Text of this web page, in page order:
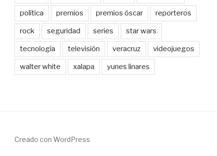
política premios premios óscar reporteros
rock seguridad series star wars
tecnología televisión veracruz videojuegos
walter white xalapa yunes linares
Creado con WordPress